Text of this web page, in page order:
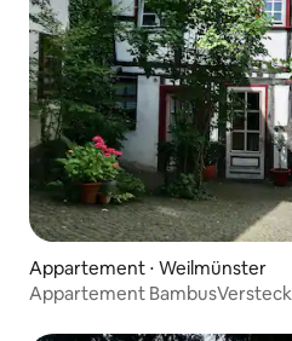
Appartement ⋅ Weilmünster
Appartement BambusVersteck